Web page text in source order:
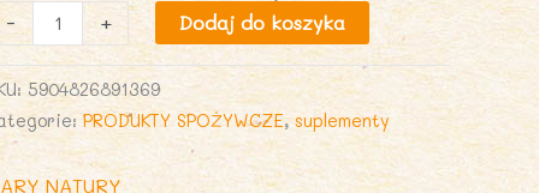
- + Dodaj do koszyka
5904826891369
PRODUKTY SPOŻYWCZE,suplementy
NATURY